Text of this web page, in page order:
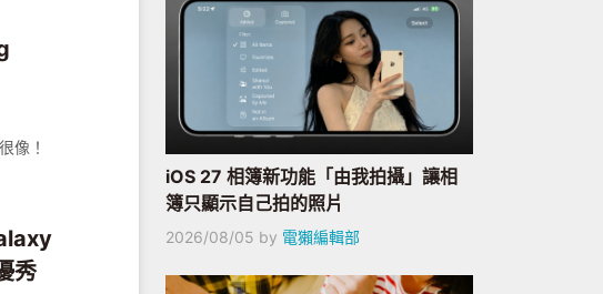
像！
秀
iOS 27 相簿新功能「由我拍攝」讓相
簿只顯示自己拍的照片
2026/08/05 by 電獺編輯部